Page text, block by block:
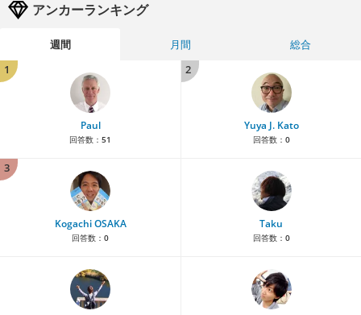
アンカーランキング
週間 月間
総合
1
Paul
回答数： 51
2
Yuya J. Kato
回答数： 0
3
Kogachi OSAKA
回答数： 0
Taku
回答数： 0